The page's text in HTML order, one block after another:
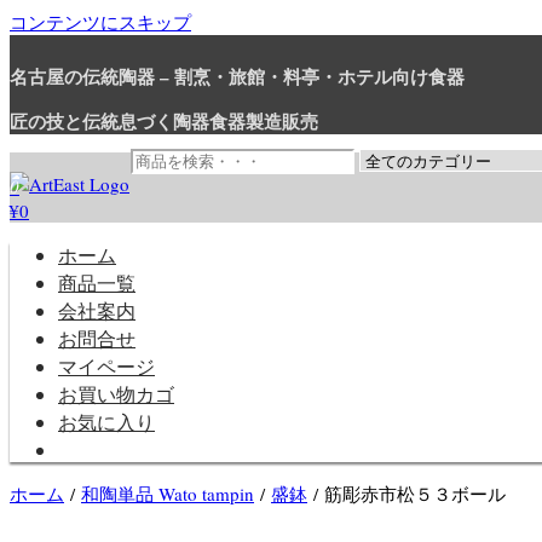
コンテンツにスキップ
名古屋の伝統陶器 – 割烹・旅館・料亭・ホテル向け食器
匠の技と伝統息づく陶器食器製造販売
和食器・洋食器通販｜割烹・旅館・料亭・ホテル等業務用卸販売
業務用から個人用まで、おしゃれでかわいい和食器・洋食器はま
0
¥0
ホーム
商品一覧
会社案内
お問合せ
マイページ
お買い物カゴ
お気に入り
ホーム / 和陶単品 Wato tampin / 盛鉢 / 筋彫赤市松５３ボール